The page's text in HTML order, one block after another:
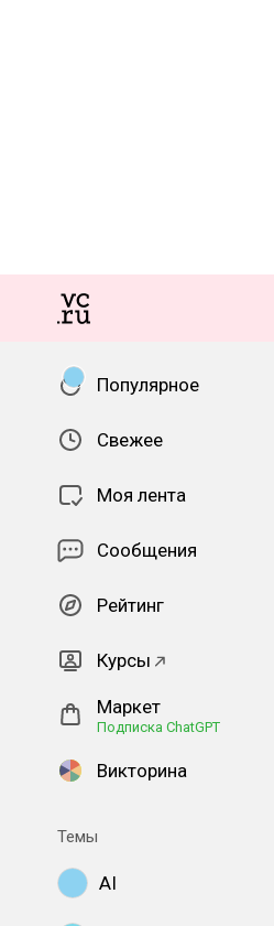
Популярное
Свежее
Моя лента
Сообщения
Рейтинг
Курсы
Маркет
Подписка ChatGPT
Викторина
Темы
AI